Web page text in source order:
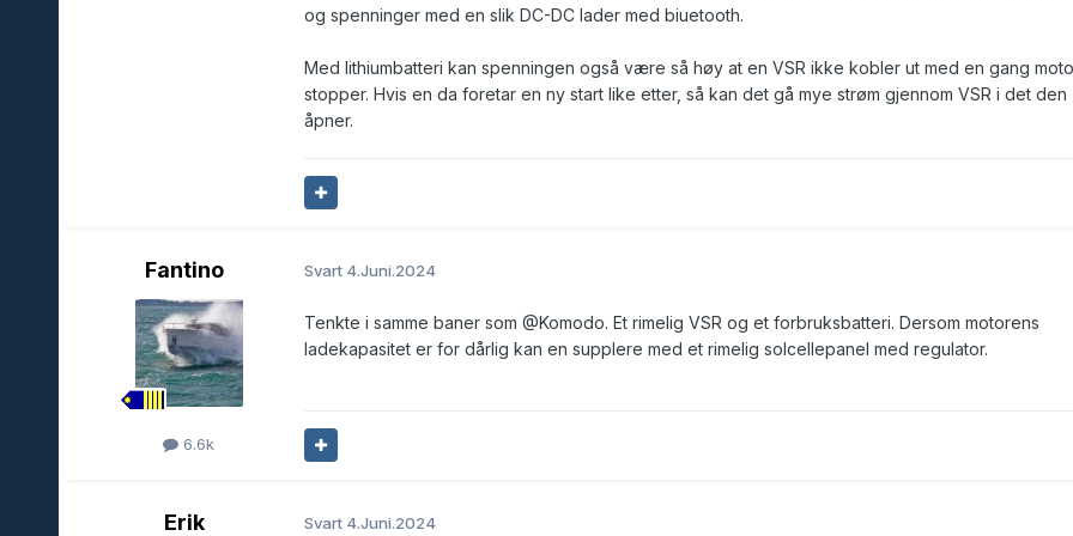
og spenninger med en slik DC-DC lader med biuetooth.
Med lithiumbatteri kan spenningen også være så høy at en VSR ikke kobler ut med en gang
stopper. Hvis en da foretar en ny start like etter, så kan det gå mye strøm gjennom VSR i det den
åpner.
Fantino
6.6k
Svart 4.Juni.2024
Tenkte i samme baner som @Komodo. Et rimelig VSR og et forbruksbatteri. Dersom motorens
ladekapasitet er for dårlig kan en supplere med et rimelig solcellepanel med regulator.
Erik Svart 4.Juni.2024